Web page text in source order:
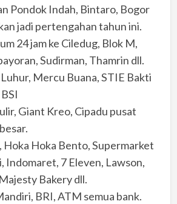
Pondok Indah, Bintaro, Bogor
jadi pertengahan tahun ini.
24 jam ke Ciledug, Blok M,
Sudirman, Thamrin dll.
Mercu Buana, STIE Bakti
Giant Kreo, Cipadu pusat
Hoka Hoka Bento, Supermarket
Indomaret, 7 Eleven, Lawson,
Bakery dll.
BRI, ATM semua bank.